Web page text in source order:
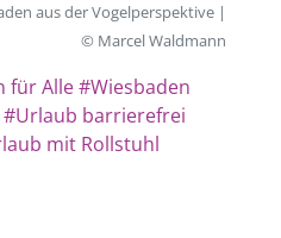
aus der Vogelperspektive |
© Marcel Waldmann
für Alle#Wiesbaden
#Urlaub barrierefrei
mit Rollstuhl